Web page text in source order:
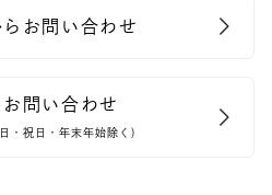
お問い合わせ
問い合わせ
・祝日・年末年始除く)